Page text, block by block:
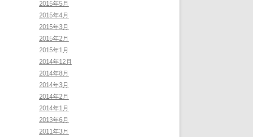
2015年5月
2015年4月
2015年3月
2015年2月
2015年1月
2014年12月
2014年8月
2014年3月
2014年2月
2014年1月
2013年6月
2011年3月